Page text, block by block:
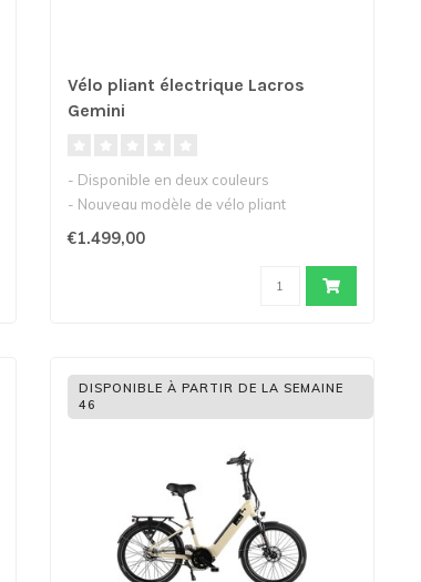
Vélo pliant électrique Lacros
Gemini
- Disponible en deux couleurs
- Nouveau modèle de vélo pliant
électrique Gem..
€1.499,00
DISPONIBLE À PARTIR DE LA SEMAINE
46